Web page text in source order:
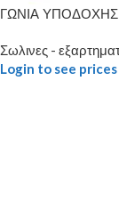
ΓΩΝΙΑ
Σωλινες -
Login to see prices